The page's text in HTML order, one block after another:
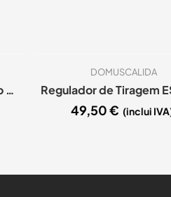
Ventilador para distribuição de ar quente 600 m3
DOMUSCALIDA
49,50€ (inclui